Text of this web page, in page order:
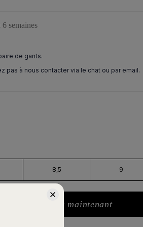
semaines
de gants.
pas à nous contacter via le chat ou par email.
8,5 9
Pré commandez maintenant